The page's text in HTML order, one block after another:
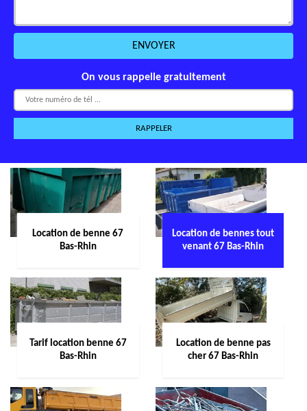
On vous rappelle gratuitement
Location de benne 67
Bas-Rhin
Location de bennes tout
venant 67 Bas-Rhin
Tarif location benne 67
Bas-Rhin
Location de benne pas
cher 67 Bas-Rhin